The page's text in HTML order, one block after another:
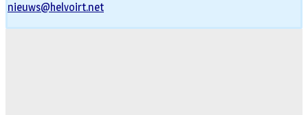
nieuws@helvoirt.net